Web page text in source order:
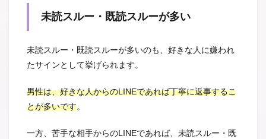
未読スルー・既読スルーが多い
未読スルー・既読スルーが多いのも、好きな人に嫌われ
たサインとして挙げられます。
男性は、好きな人からのLINEであれば丁寧に返事するこ
とが多いです。
一方、苦手な相手からのLINEであれば、未読スルー・既